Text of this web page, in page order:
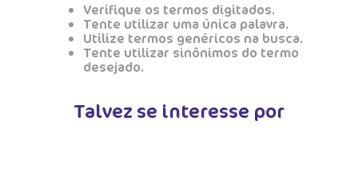
Verifique os termos digitados.
Tente utilizar uma única palavra.
Utilize termos genéricos na busca.
Tente utilizar sinônimos do termo
desejado.
Talvez se interesse por